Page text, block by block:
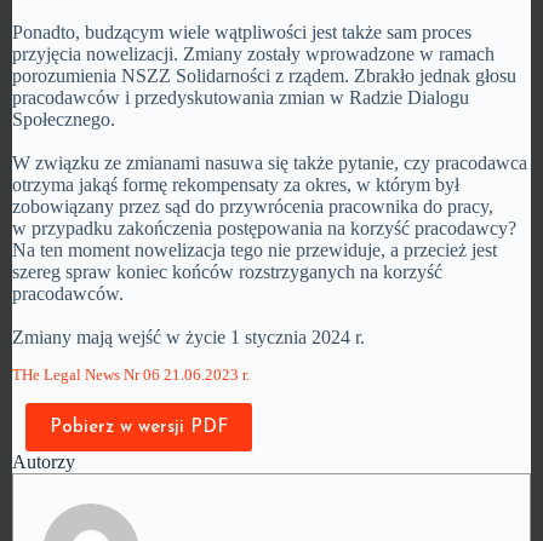
Ponadto, budzącym wiele wątpliwości jest także sam proces
przyjęcia nowelizacji. Zmiany zostały wprowadzone w ramach
porozumienia NSZZ Solidarności z rządem. Zbrakło jednak głosu
pracodawców i przedyskutowania zmian w Radzie Dialogu
Społecznego.
W związku ze zmianami nasuwa się także pytanie, czy pracodawca
otrzyma jakąś formę rekompensaty za okres, w którym był
zobowiązany przez sąd do przywrócenia pracownika do pracy,
w przypadku zakończenia postępowania na korzyść pracodawcy?
Na ten moment nowelizacja tego nie przewiduje, a przecież jest
szereg spraw koniec końców rozstrzyganych na korzyść
pracodawców.
Zmiany mają wejść w życie 1 stycznia 2024 r.
THe Legal News Nr 06 21.06.2023 r.
Pobierz w wersji PDF
Autorzy